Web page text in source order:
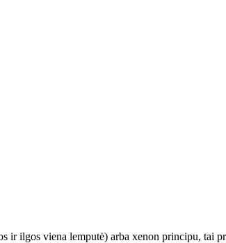
ir ilgos viena lemputė) arba xenon principu, tai